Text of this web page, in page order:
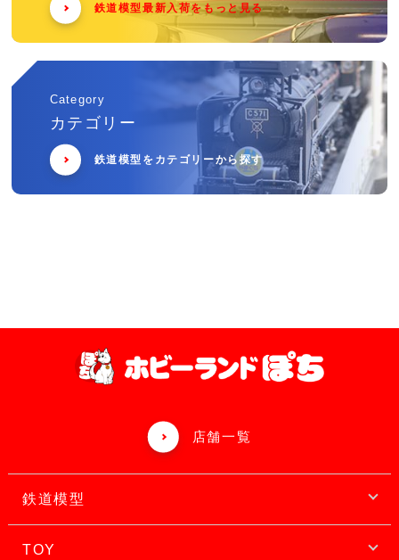
鉄道模型最新入荷をもっと見る
Category
カテゴリー
鉄道模型をカテゴリーから探す
店舗一覧
鉄道模型
TOY